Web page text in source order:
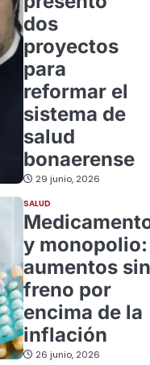
dos
proyectos
para
reformar el
sistema de
salud
bonaerense
29 junio, 2026
SALUD
y monopolio:
aumentos sin
freno por
encima de la
inflación
26 junio, 2026